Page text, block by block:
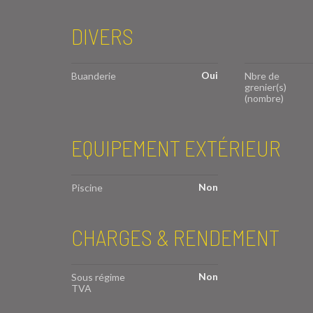
DIVERS
Buanderie Oui
Nbre de
grenier(s)
(nombre)
EQUIPEMENT EXTÉRIEUR
Piscine Non
CHARGES & RENDEMENT
Sous régime
TVA
Non